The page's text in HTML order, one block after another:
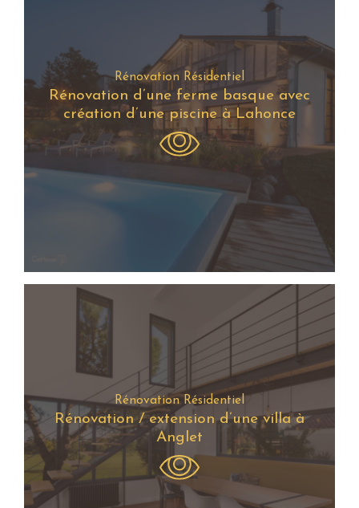
Rénovation Résidentiel
Rénovation d’une ferme basque avec
création d’une piscine à Lahonce
Rénovation Résidentiel
Rénovation / extension d’une villa à
Anglet